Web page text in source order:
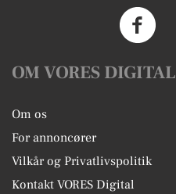
OM VORES DIGITAL
Om os
For annoncører
Vilkår og Privatlivspolitik
Kontakt VORES Digital